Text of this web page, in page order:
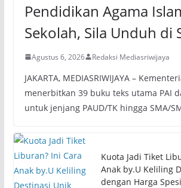
Pendidikan Agama
Sekolah, Sila Unduh di
Agustus 6, 2026 Redaksi Mediasriwijaya
JAKARTA, MEDIASRIWIJAYA –
menerbitkan 39 buku teks utama PAI
untuk jenjang PAUD/TK hingga SMA/
Kuota Jadi Tiket
Anak by.U Keliling
dengan Harga